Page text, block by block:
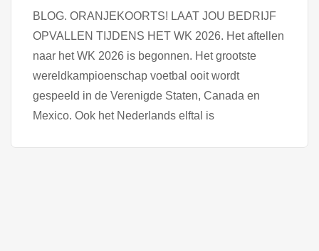
BLOG. ORANJEKOORTS! LAAT JOU BEDRIJF
OPVALLEN TIJDENS HET WK 2026. Het aftellen
naar het WK 2026 is begonnen. Het grootste
wereldkampioenschap voetbal ooit wordt
gespeeld in de Verenigde Staten, Canada en
Mexico. Ook het Nederlands elftal is